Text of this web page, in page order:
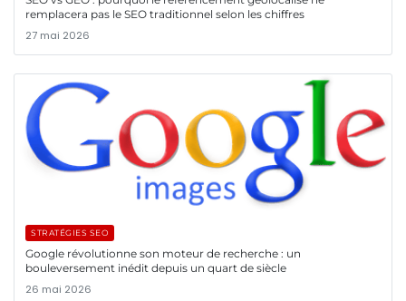
remplacera pas le SEO traditionnel selon les chiffres
27 mai 2026
STRATÉGIES SEO
Google révolutionne son moteur de recherche : un
bouleversement inédit depuis un quart de siècle
26 mai 2026